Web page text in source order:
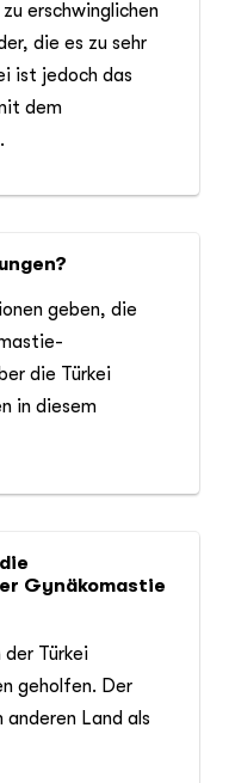
erschwinglichen
die es zu sehr
ist jedoch das
dem
geben, die
die Türkei
in diesem
Gynäkomastie
Türkei
geholfen. Der
Land als